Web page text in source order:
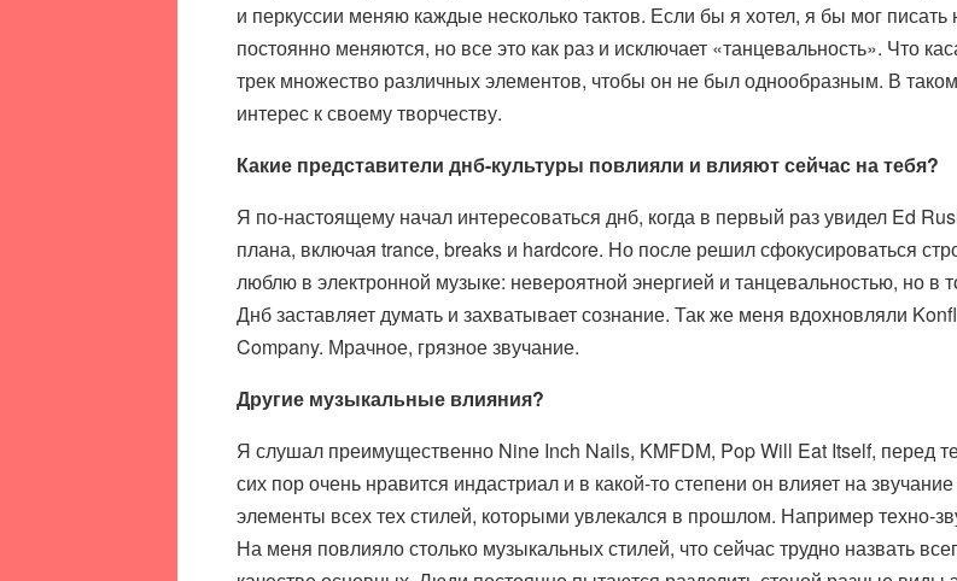
и перкуссии меняю каждые несколько тактов. Если бы я хотел, я бы мог
постоянно меняются, но все это как раз и исключает «танцевальность». Что
трек множество различных элементов, чтобы он не был однообразным. В
интерес к своему творчеству.
Какие представители днб-культуры повлияли и влияют сейчас на тебя?
Я по-настоящему начал интересоваться днб, когда в первый раз увидел Ed
плана, включая trance, breaks и hardcore. Но после решил сфокусироваться
люблю в электронной музыке: невероятной энергией и танцевальностью, но в
Днб заставляет думать и захватывает сознание. Так же меня вдохновляли
Company. Мрачное, грязное звучание.
Другие музыкальные влияния?
Я слушал преимущественно Nine Inch Nails, KMFDM, Pop Will Eat Itself, перед
сих пор очень нравится индастриал и в какой-то степени он влияет на
элементы всех тех стилей, которыми увлекался в прошлом. Например техно-
На меня повлияло столько музыкальных стилей, что сейчас трудно назвать